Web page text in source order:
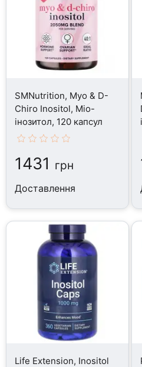
SMNutrition, Myo & D-
Chiro Inositol, Міо-
інозитол, 120 капсул
1431 грн
Доставлення
Life Extension, Inositol